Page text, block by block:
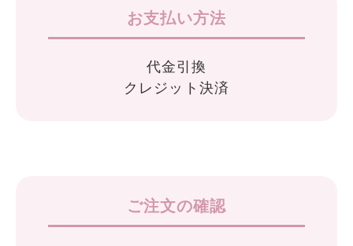
お支払い方法
代金引換
クレジット決済
ご注文の確認